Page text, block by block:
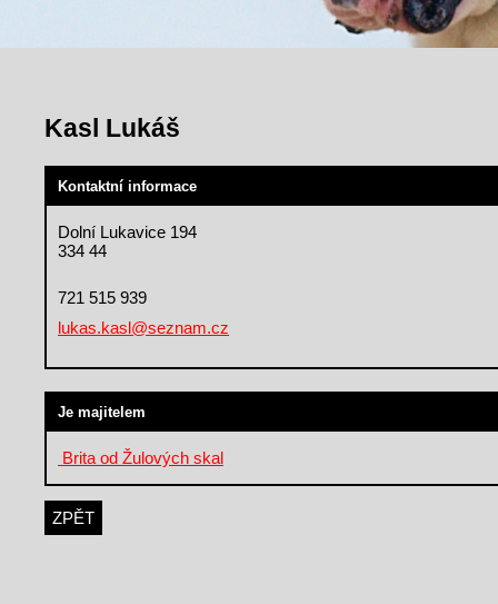
Kasl Lukáš
Kontaktní informace
Dolní Lukavice 194
334 44
721 515 939
lukas.kasl@seznam.cz
Je majitelem
Brita od Žulových skal
ZPĚT